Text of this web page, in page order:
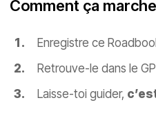
Comment ça
Enregistre ce
Retrouve-le dans le
Laisse-toi guider,